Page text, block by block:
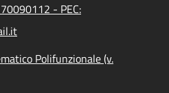
- PEC:
Polifunzionale (v.